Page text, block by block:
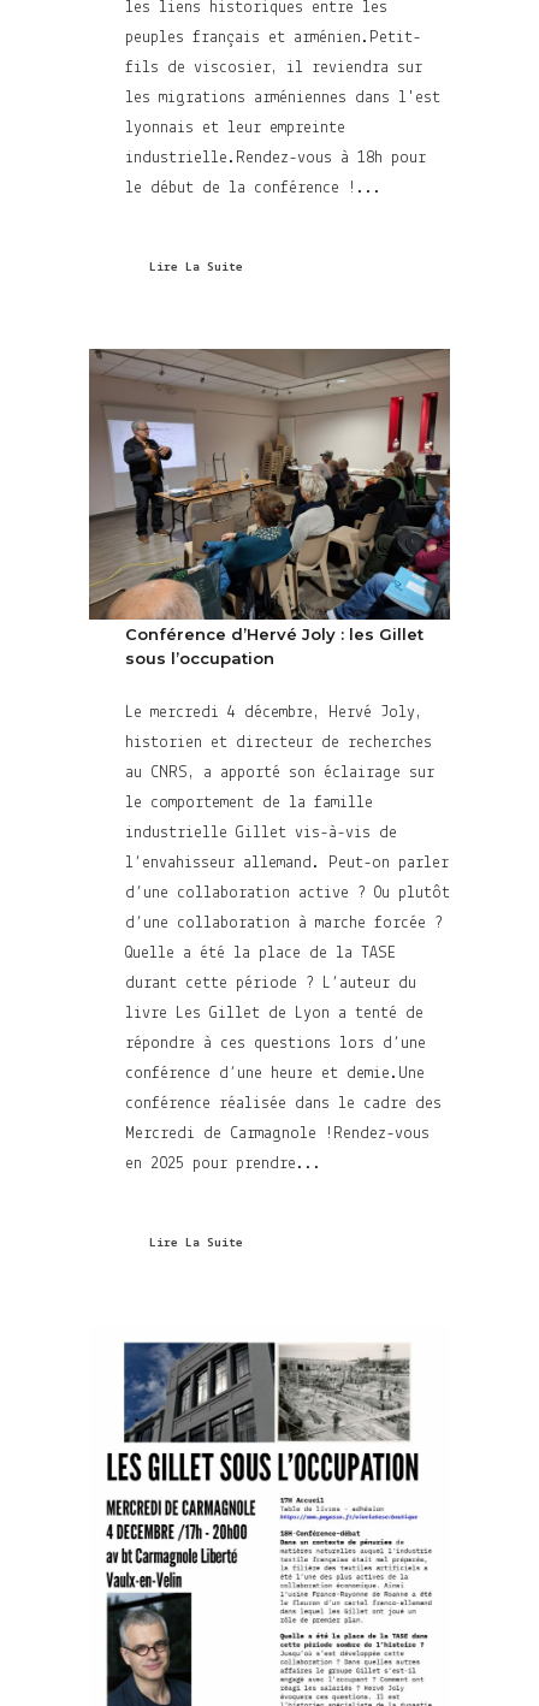
les liens historiques entre les
peuples français et arménien.Petit-
fils de viscosier, il reviendra sur
les migrations arméniennes dans l'est
lyonnais et leur empreinte
industrielle.Rendez-vous à 18h pour
le début de la conférence !...
Lire La Suite
Conférence d’Hervé Joly : les Gillet
sous l’occupation
Le mercredi 4 décembre, Hervé Joly,
historien et directeur de recherches
au CNRS, a apporté son éclairage sur
le comportement de la famille
industrielle Gillet vis-à-vis de
l’envahisseur allemand. Peut-on parler
d’une collaboration active ? Ou plutôt
d’une collaboration à marche forcée ?
Quelle a été la place de la TASE
durant cette période ? L’auteur du
livre Les Gillet de Lyon a tenté de
répondre à ces questions lors d’une
conférence d’une heure et demie.Une
conférence réalisée dans le cadre des
Mercredi de Carmagnole !Rendez-vous
en 2025 pour prendre...
Lire La Suite